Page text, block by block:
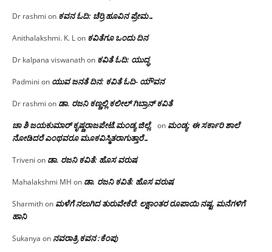
Dr rashmi on ಕವನ ಓದಿ: ಚೆರ್ರಿ ಹೂವಿನ ಪ್ರೇಮ…
Anithalakshmi. K. Lon ಕವಿತೆಗೂ ಒಂದು ದಿನ
Dr kalpana viswanathon ಕವಿತೆ ಓದಿ: ಯುದ್ಧ
Padmini on ಯುವ ಜನತೆ ದಿನ: ಕವಿತೆ ಓದಿ- ಯೌವನ
Dr rashmi on ಡಾ. ರಜನಿ‌ ಕಣ್ಣಲ್ಲಿ ಕಲೀಲ್ ಗಿಬ್ರಾನ್ ಕವಿತೆ
ಚಾ ಶಿ ಜಯಕುಮಾರ್ ಕೃಷ್ಣರಾಜಪೇಟೆ.ಮಂಡ್ಯ ಜಿಲ್ಲೆ. on ಮಂಡ್ಯ: ಈ ಸರ್ಕಾರಿ ಶಾಲೆ
ನೋಡಿದರೆ ಎಂಥವರೂ ಮೂಕವಿಸ್ಮಿತರಾಗುತ್ತಾರೆ…
Triveni on ಡಾ. ರಜನಿ ಕವಿತೆ: ಹೊಸ ವರುಷ
Mahalakshmi MH on ಡಾ. ರಜನಿ ಕವಿತೆ: ಹೊಸ ವರುಷ
Sharmithon ಮಳೆಗೆ ನಲುಗಿದ ತುರುವೇಕೆರೆ: ಲಕ್ಷಾಂತರ ರೂಪಾಯಿ ನಷ್ಟ, ಮನೆಗಳಿಗೆ
ಹಾನಿ
Sukanya on ನವರಾತ್ರಿ ಕವನ :ಕೆಂಪು